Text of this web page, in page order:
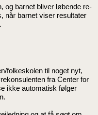
og barnet bliver løbende re-
når barnet viser resultater
folkeskolen til noget nyt,
fra Center for
ikke automatisk følger